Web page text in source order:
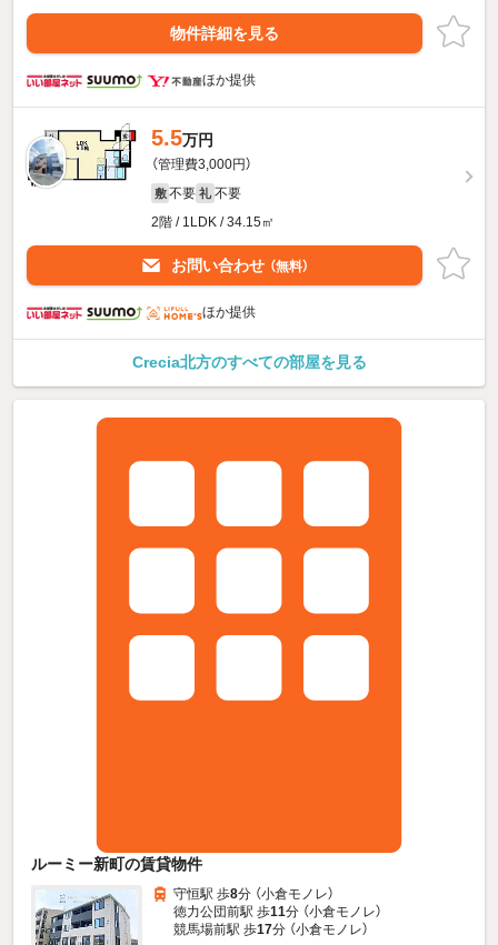
物件詳細を見る
ほか提供
5.5万円
（管理費3,000円）
敷 不要 礼 不要
2階 / 1LDK / 34.15㎡
お問い合わせ （無料）
ほか提供
Crecia北方のすべての部屋を見る
ルーミー新町の賃貸物件
守恒駅 歩8分 （小倉モノレ）
徳力公団前駅 歩11分 （小倉モノレ）
競馬場前駅 歩17分 （小倉モノレ）